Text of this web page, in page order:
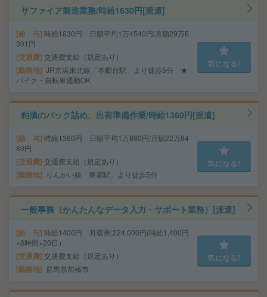
サファイア製造業務/時給1630円[派遣]
給 与 時給1630円 日額平均1万4540円/月額29万6
301円
交通費 交通費支給（規定あり）
勤務地 JR京浜東北線「本郷台駅」より徒歩5分 ★
バイク・自転車通勤OK
気になる!
粕漬のパック詰め、出荷準備作業/時給1360円[派遣]
給 与 時給1360円 日額平均1万880円/月額22万84
80円
交通費 交通費支給（規定あり）
勤務地 りんかい線「東雲駅」より徒歩5分
気になる!
一般事務（かんたんなデータ入力・サポート業務）[派遣]
給 与 時給1400円 月収例:224,000円(時給1,400円
×8時間×20日）
交通費 交通費支給（規定あり）
勤務地 群馬県前橋市
気になる!